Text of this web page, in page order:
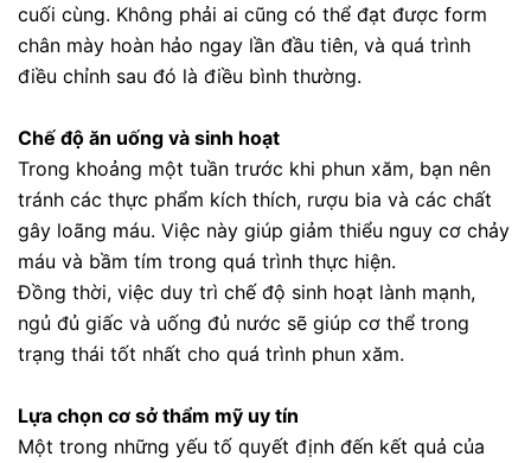
cuối cùng. Không phải ai cũng có thể đạt được form
chân mày hoàn hảo ngay lần đầu tiên, và quá trình
điều chỉnh sau đó là điều bình thường.
Chế độ ăn uống và sinh hoạt
Trong khoảng một tuần trước khi phun xăm, bạn nên
tránh các thực phẩm kích thích, rượu bia và các chất
gây loãng máu. Việc này giúp giảm thiểu nguy cơ chảy
máu và bầm tím trong quá trình thực hiện.
Đồng thời, việc duy trì chế độ sinh hoạt lành mạnh,
ngủ đủ giấc và uống đủ nước sẽ giúp cơ thể trong
trạng thái tốt nhất cho quá trình phun xăm.
Lựa chọn cơ sở thẩm mỹ uy tín
Một trong những yếu tố quyết định đến kết quả của